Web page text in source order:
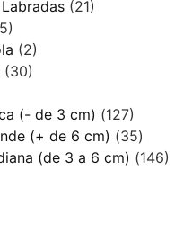
(21)
(2)
(30)
(- de 3 cm) (127)
(+ de 6 cm) (35)
(de 3 a 6 cm) (146)